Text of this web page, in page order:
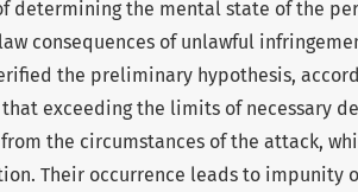
determining the mental state of the
consequences of unlawful
the preliminary hypothesis,
exceeding the limits of necessary
the circumstances of the attack,
Their occurrence leads to impunity